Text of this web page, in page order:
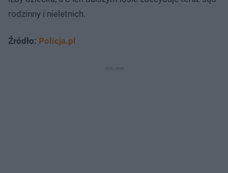
rodzinny i nieletnich.
Źródło: Policja.pl